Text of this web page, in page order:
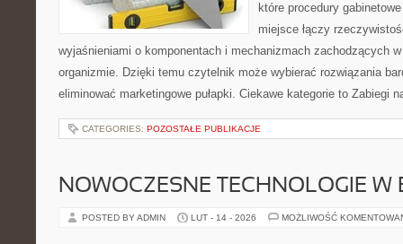
które procedury
miejsce łączy
wyjaśnieniami o komponentach i mechanizmach zachodzących
organizmie. Dzięki temu czytelnik może wybierać rozwiązania
eliminować marketingowe pułapki. Ciekawe kategorie to Zabiegi
CATEGORIES: POZOSTAŁE PUBLIKACJE
NOWOCZESNE TECHNOLOGIE W
POSTED BY ADMIN LUT - 14 - 2026 MOŻLIWOŚĆ